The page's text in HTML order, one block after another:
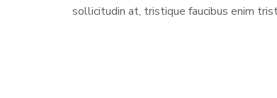
sollicitudin at, tristique faucibus enim